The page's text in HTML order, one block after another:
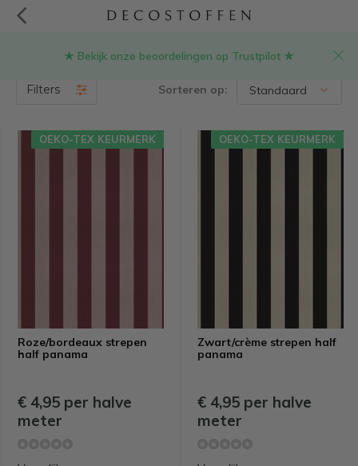
★ Bekijk onze beoordelingen op Trustpilot ★
Gestreepte stoffen(29)
Filters Sorteren op:
Roze/bordeaux strepen
half panama
OEKO-TEX KEURMERK
€ 4,95 per halve
meter
Zwart/crème strepen half
panama
OEKO-TEX KEURMERK
€ 4,95 per halve
meter